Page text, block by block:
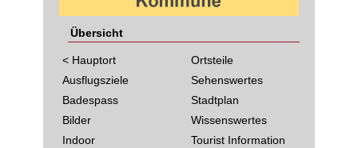
Übersicht
< Hauptort
Ausflugsziele
Badespass
Bilder
Indoor
Ortsteile
Sehenswertes
Stadtplan
Wissenswertes
Tourist Information